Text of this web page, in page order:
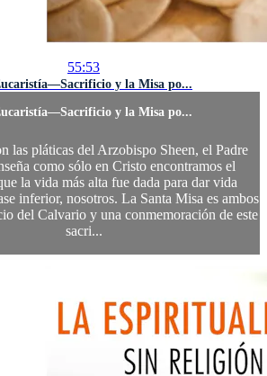
55:53
y la Misa po...
y la Misa po...
las pláticas del Arzobispo Sheen, el Padre
como sólo en Cristo encontramos el
la vida más alta fue dada para dar vida
inferior, nosotros. La Santa Misa es ambos
del Calvario y una conmemoración de este
sacri...